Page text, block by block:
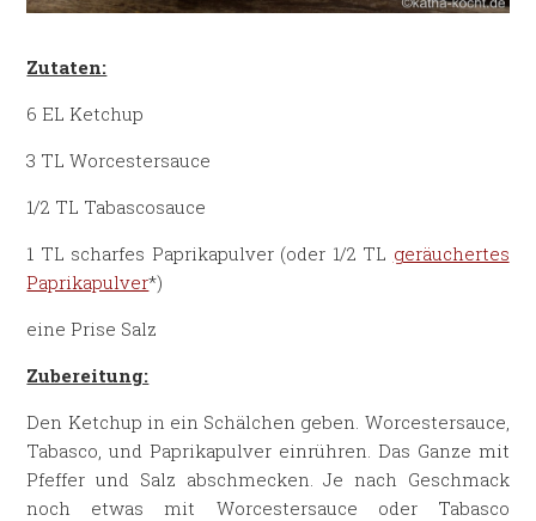
Zutaten:
6 EL Ketchup
3 TL Worcestersauce
1/2 TL Tabascosauce
1 TL scharfes Paprikapulver (oder 1/2 TL geräuchertes
Paprikapulver*)
eine Prise Salz
Zubereitung:
Den Ketchup in ein Schälchen geben. Worcestersauce,
Tabasco, und Paprikapulver einrühren. Das Ganze mit
Pfeffer und Salz abschmecken. Je nach Geschmack
noch etwas mit Worcestersauce oder Tabasco